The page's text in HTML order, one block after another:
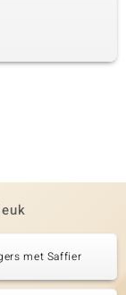
met Saffier